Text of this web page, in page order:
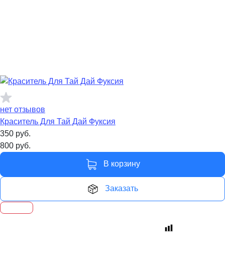
нет отзывов
Краситель Для Тай Дай Фуксия
350 руб.
800 руб.
В корзину
Заказать